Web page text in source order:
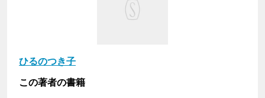
ひるのつき子
この著者の書籍